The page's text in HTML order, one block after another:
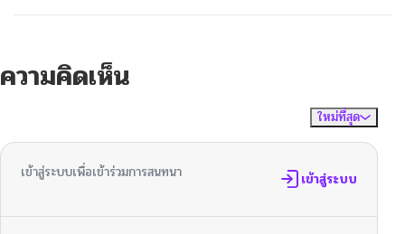
ความคิดเห็น
ใหม่ที่สุด
เข้าสู่ระบบเพื่อเข้าร่วมการสนทนา เข้าสู่ระบบ